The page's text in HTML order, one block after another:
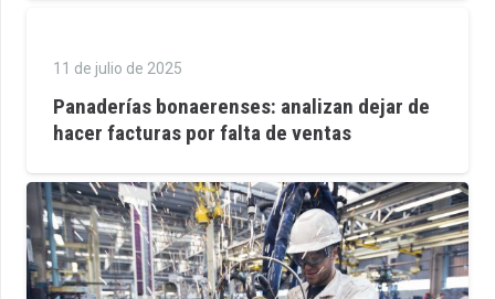
11 de julio de 2025
Panaderías bonaerenses: analizan dejar de
hacer facturas por falta de ventas